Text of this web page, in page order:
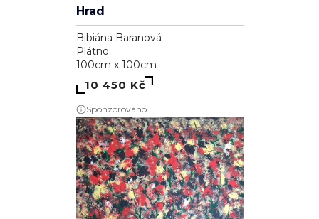
Hrad
Bibiána Baranová
Plátno
100cm x 100cm
10 450 Kč
Sponzorováno